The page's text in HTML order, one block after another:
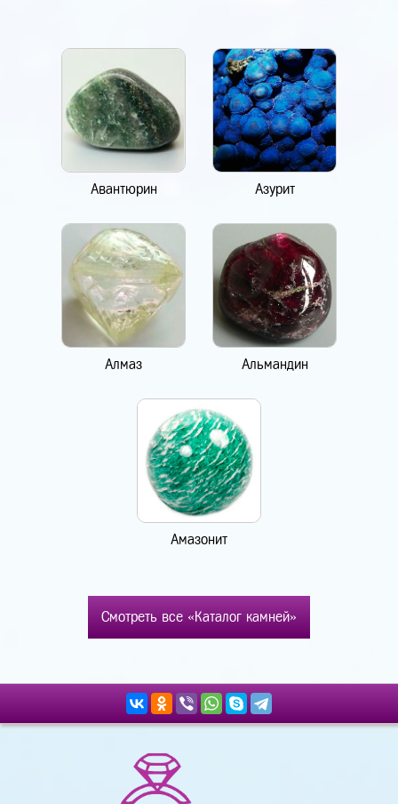
Авантюрин Азурит
Алмаз Альмандин
Амазонит
Смотреть все «Каталог камней»